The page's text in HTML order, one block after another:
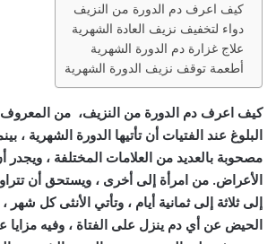
كيف اعرف دم الدورة من النزيف
دواء لتخفيف نزيف العادة الشهرية
علاج غزارة دم الدورة الشهرية
أطعمة توقف نزيف الدورة الشهرية
كيف اعرف دم الدورة من النزيف، من
البلوغ عند الفتيات أن تأتيها الدورة الشهرية ،
مصحوبة بالعديد من العلامات المختلفة ،
الأعراض. من امرأة إلى أخرى ، ويستحق أن
إلى ثلاثة إلى ثمانية أيام ، وتأتي الأنثى كل شهر
الحيض عن أي دم ينزل على الفتاة ، وفيه مزايا